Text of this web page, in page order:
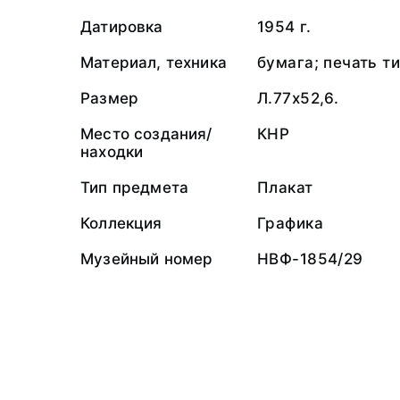
Датировка
1954 г.
Материал, техника
бумага; печать
Размер
Л.77x52,6.
Место создания/
находки
КНР
Тип предмета
Плакат
Коллекция
Графика
Музейный номер
НВФ-1854/29